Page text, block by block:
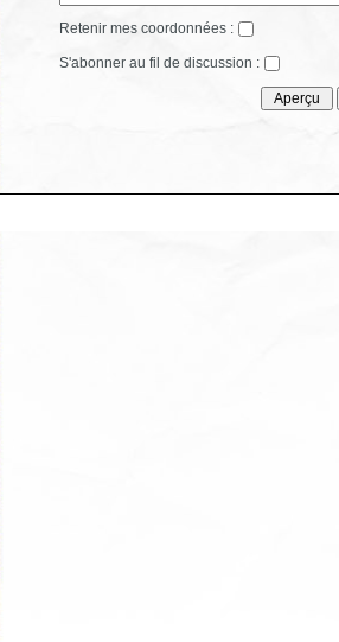
Retenir mes coordonnées :
S'abonner au fil de discussion :